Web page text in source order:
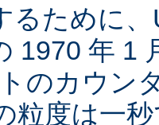
るために
1970 年 1
のカウン
粒度は一